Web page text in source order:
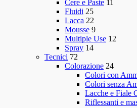
Cere e Paste 11
Fluidi 25
Lacca 22
Mousse 9
Multiple Use 12
Spray 14
Tecnici 72
Colorazione 24
Colori con
Colori senza
Lacche e Fiale
Riflessanti e